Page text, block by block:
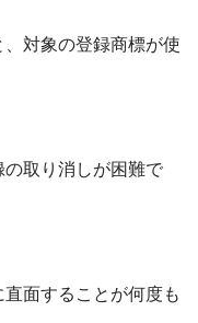
対象の登録商標が使
取り消しが困難で
面することが何度も